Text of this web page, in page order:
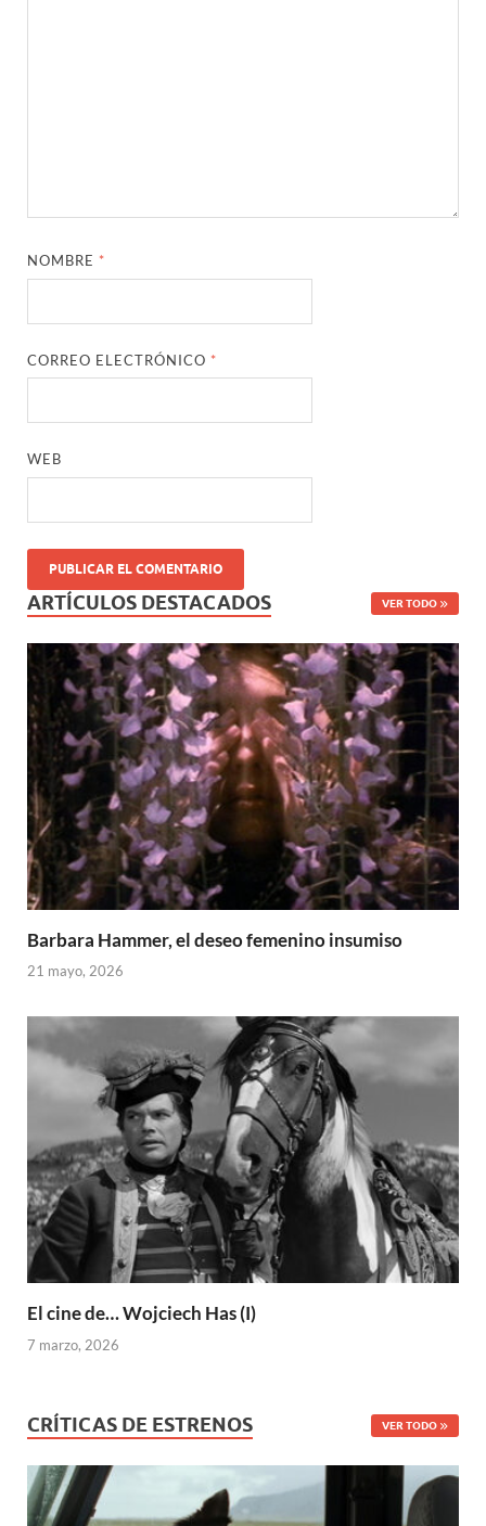
NOMBRE *
CORREO ELECTRÓNICO *
WEB
ARTÍCULOS DESTACADOS VER TODO
Barbara Hammer, el deseo femenino insumiso
21 mayo, 2026
El cine de… Wojciech Has (I)
7 marzo, 2026
CRÍTICAS DE ESTRENOS VER TODO